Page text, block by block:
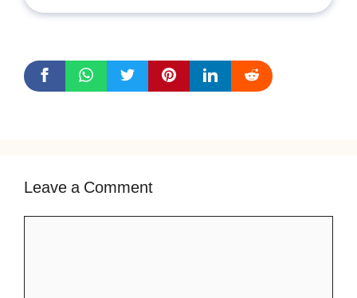
Leave a Comment